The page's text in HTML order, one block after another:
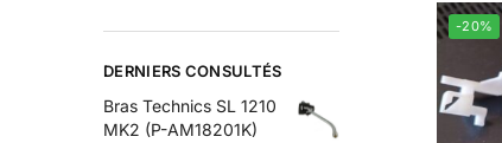
-20%
DERNIERS CONSULTÉS
Bras Technics SL 1210
MK2 (P-AM18201K)